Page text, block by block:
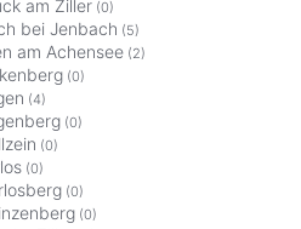
am Ziller (0)
bei Jenbach (5)
am Achensee (2)
(0)
(4)
(0)
(0)
(0)
(0)
(0)